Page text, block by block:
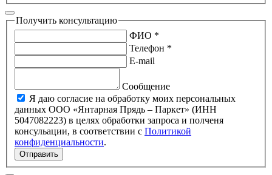
Получить консультацию
ФИО *
Телефон *
E-mail
Сообщение
Я даю согласие на обработку моих персональных
данных ООО «Янтарная Прядь – Паркет» (ИНН
5047082223) в целях обработки запроса и полченя
консульации, в соответствии с Политикой
конфиденциальности.
Отправить